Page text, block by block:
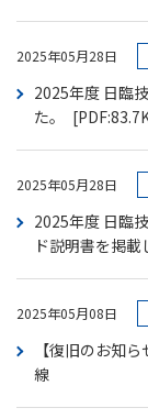
2025年05月28日
2025年度 ⽇臨
た。
2025年05月28日
2025年度 日臨
ド説明書を掲載
2025年05月08日
【復旧のお知
線